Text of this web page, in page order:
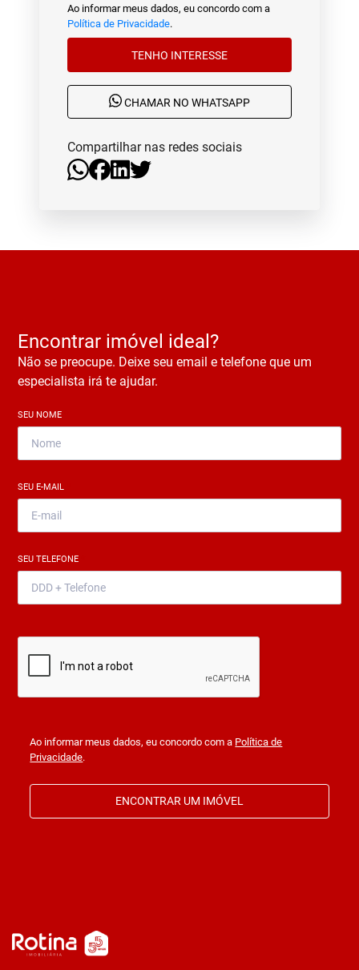
Ao informar meus dados, eu concordo com a
Política de Privacidade.
TENHO INTERESSE
CHAMAR NO WHATSAPP
Compartilhar nas redes sociais
Encontrar imóvel ideal?
Não se preocupe. Deixe seu email e telefone que um
especialista irá te ajudar.
SEU NOME
SEU E-MAIL
SEU TELEFONE
Ao informar meus dados, eu concordo com a Política de
Privacidade.
ENCONTRAR UM IMÓVEL